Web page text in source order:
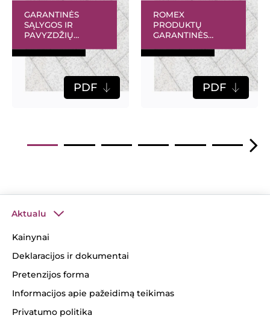
GARANTINĖS
SĄLYGOS IR
PAVYZDŽIŲ
PDF
ROMEX
PRODUKTŲ
GARANTINĖS
PDF
Aktualu
Kainynai
Deklaracijos ir dokumentai
Pretenzijos forma
Informacijos apie pažeidimą teikimas
Privatumo politika